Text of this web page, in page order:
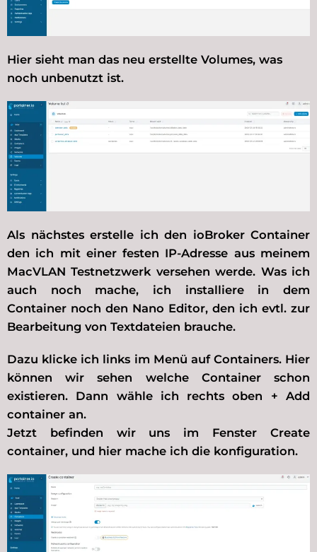
Hier sieht man das neu erstellte Volumes, was
noch unbenutzt ist.
Als nächstes erstelle ich den ioBroker Container
den ich mit einer festen IP-Adresse aus meinem
MacVLAN Testnetzwerk versehen werde. Was ich
auch noch mache, ich installiere in dem
Container noch den Nano Editor, den ich evtl. zur
Bearbeitung von Textdateien brauche.
Dazu klicke ich links im Menü auf Containers. Hier
können wir sehen welche Container schon
existieren. Dann wähle ich rechts oben + Add
container an.
Jetzt befinden wir uns im Fenster Create
container, und hier mache ich die konfiguration.